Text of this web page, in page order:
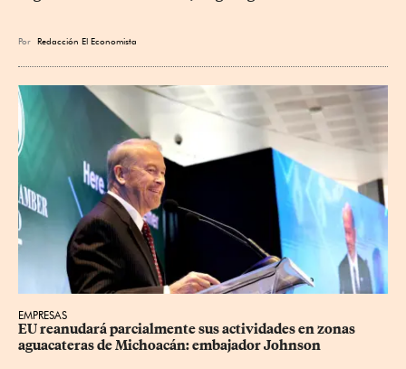
Por Redacción El Economista
EMPRESAS
EU reanudará parcialmente sus actividades en zonas
aguacateras de Michoacán: embajador Johnson